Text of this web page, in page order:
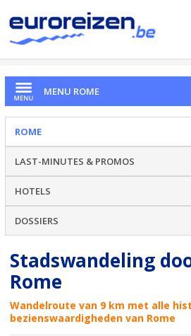
MENU ROME
ROME
LAST-MINUTES & PROMOS
HOTELS
DOSSIERS
Stadswandeling
Rome
Wandelroute van 9 km met alle
bezienswaardigheden van Rome